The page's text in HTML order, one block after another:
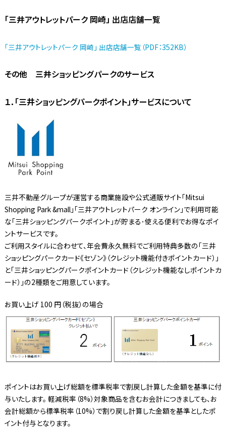
「三井アウトレットパーク 岡崎」 出店店舗一覧
「三井アウトレットパーク 岡崎」 出店店舗一覧（PDF：352KB）
その他 三井ショッピングパークのサービス
１．「三井ショッピングパークポイント」サービスについて
三井不動産グループが運営する商業施設や公式通販サイト「Mitsui
Shopping Park &mall」「三井アウトレットパーク オンライン」で利用可能
な「三井ショッピングパークポイント」が貯まる･使える便利でお得なポイ
ントサービスです。
ご利用スタイルに合わせて、年会費永久無料でご利用特典多数の「三井
ショッピングパークカード《セゾン》（クレジット機能付きポイントカード）」
と「三井ショッピングパークポイントカード（クレジット機能なしポイントカ
ード）」の2種類をご用意しています。
お買い上げ 100 円（税抜）の場合
ポイントはお買い上げ総額を標準税率で割戻し計算した金額を基準に付
与いたします。 軽減税率（8%）対象商品を含むお会計につきましても、お
会計総額から標準税率（10%）で割り戻し計算した金額を基準としたポ
イント付与となります。